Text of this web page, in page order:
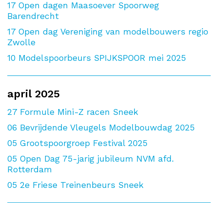
17 Open dagen Maasoever Spoorweg
Barendrecht
17 Open dag Vereniging van modelbouwers regio
Zwolle
10 Modelspoorbeurs SPIJKSPOOR mei 2025
april 2025
27 Formule Mini-Z racen Sneek
06 Bevrijdende Vleugels Modelbouwdag 2025
05 Grootspoorgroep Festival 2025
05 Open Dag 75-jarig jubileum NVM afd.
Rotterdam
05 2e Friese Treinenbeurs Sneek